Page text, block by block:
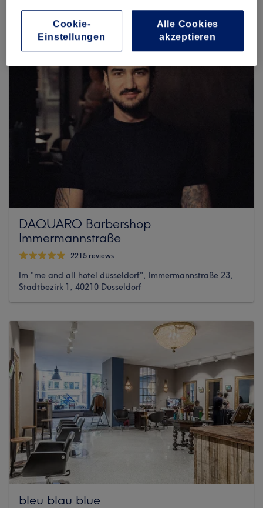
Immermannstraße 41, 40210 Düsseldorf
DAQUARO Barbershop
Immermannstraße
2215 reviews
Im "me and all hotel düsseldorf", Immermannstraße 23,
Stadtbezirk 1, 40210 Düsseldorf
bleu blau blue
Cookie-
Einstellungen
Alle Cookies
akzeptieren